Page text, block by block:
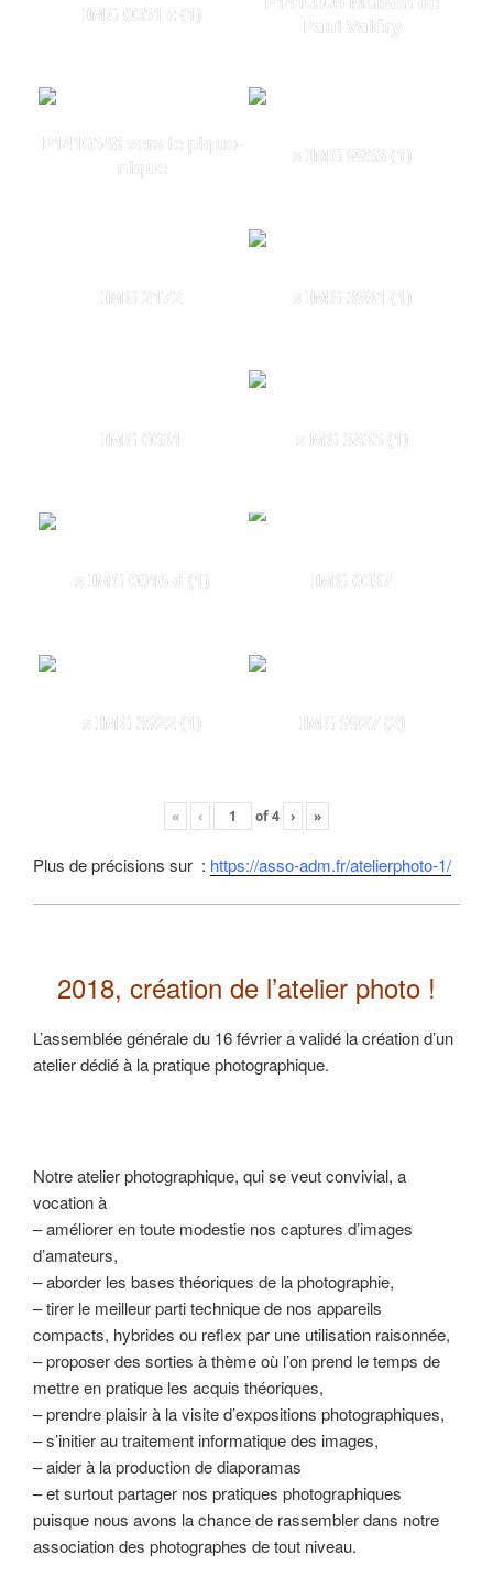
IMG 0051 c (1)
Paul Valéry
P1410548 vers le pique-
nique
s IMG 9953 (1)
IMG 2172 s IMG 3931 (1)
IMG 0031 s MG 3835 (1)
s IMG 0016 d (1) IMG 0037
s IMG 3922 (1) IMG 9927 (2)
« ‹ of4 › »
Plus de précisions sur : https://asso-adm.fr/atelierphoto-1/
2018, création de l’atelier photo !
L’assemblée générale du 16 février a validé la création d’un
atelier dédié à la pratique photographique.
Notre atelier photographique, qui se veut convivial, a
vocation à
– améliorer en toute modestie nos captures d’images
d’amateurs,
– aborder les bases théoriques de la photographie,
– tirer le meilleur parti technique de nos appareils
compacts, hybrides ou reflex par une utilisation raisonnée,
– proposer des sorties à thème où l’on prend le temps de
mettre en pratique les acquis théoriques,
– prendre plaisir à la visite d’expositions photographiques,
– s’initier au traitement informatique des images,
– aider à la production de diaporamas
– et surtout partager nos pratiques photographiques
puisque nous avons la chance de rassembler dans notre
association des photographes de tout niveau.